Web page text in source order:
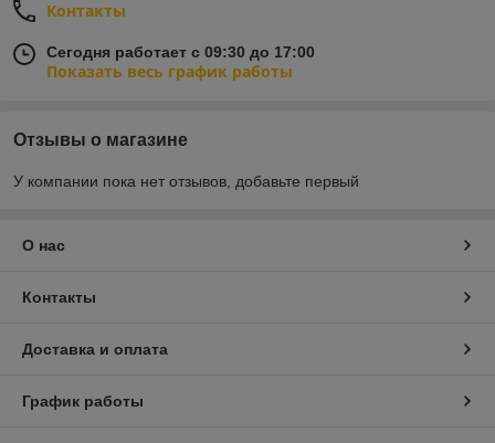
Контакты
Сегодня работает с 09:30 до 17:00
Показать весь график работы
Отзывы о магазине
У компании пока нет отзывов, добавьте первый
О нас
Контакты
Доставка и оплата
График работы